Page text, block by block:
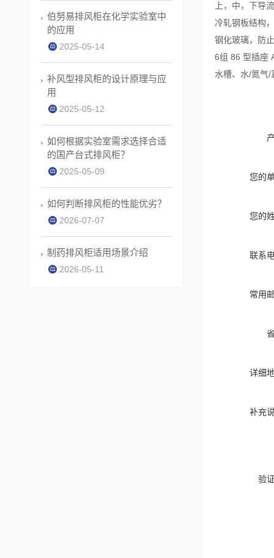
上，中，下导
冷轧钢板结构
钢化玻璃，防
6组 86 型插座
水槽、水/氮气
您的
您的
联系
常用
详细
补充
验
伯努易排风柜在化学实验室中
的应用
2025-05-14
补风型排风柜的设计原理与应
用
2025-05-12
如何根据实验室需求选择合适
的国产台式排风柜？
2025-05-09
如何判断排风柜的性能优劣？
2026-07-07
制药排风柜适用场景介绍
2026-05-11